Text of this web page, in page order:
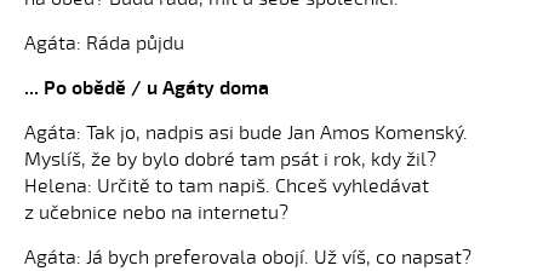
Agáta: Ráda půjdu
... Po obědě / u Agáty doma
Agáta: Tak jo, nadpis asi bude Jan Amos Komenský.
Myslíš, že by bylo dobré tam psát i rok, kdy žil?
Helena: Určitě to tam napiš. Chceš vyhledávat
z učebnice nebo na internetu?
Agáta: Já bych preferovala obojí. Už víš, co napsat?